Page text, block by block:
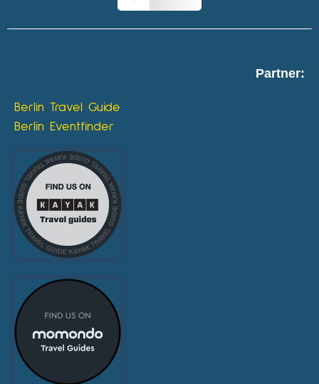
Partner:
Berlin Travel Guide
Berlin Eventfinder